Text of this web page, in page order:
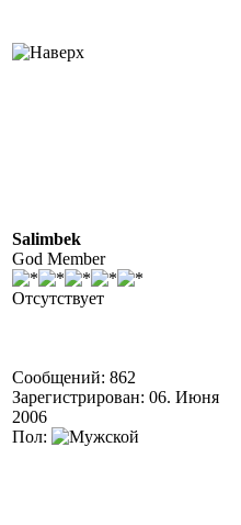
Salimbek
God Member
Отсутствует
Сообщений: 862
Зарегистрирован: 06. Июня
2006
Пол: